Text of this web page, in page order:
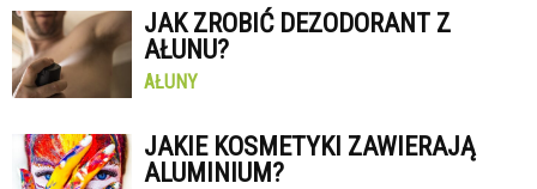
JAK ZROBIĆ DEZODORANT Z
AŁUNU?
AŁUNY
JAKIE KOSMETYKI ZAWIERAJĄ
ALUMINIUM?